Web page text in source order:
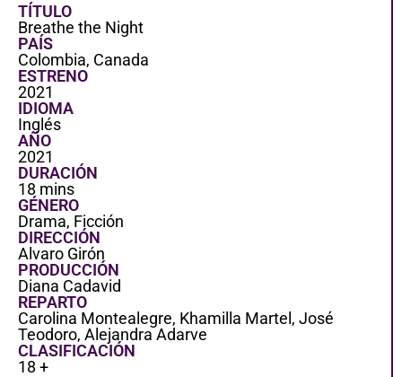
TÍTULO
Breathe the Night
PAÍS
Colombia, Canada
ESTRENO
2021
IDIOMA
Inglés
AÑO
2021
DURACIÓN
18 mins
GÉNERO
Drama, Ficción
DIRECCIÓN
Alvaro Girón
PRODUCCIÓN
Diana Cadavid
REPARTO
Carolina Montealegre, Khamilla Martel, José
Teodoro, Alejandra Adarve
CLASIFICACIÓN
18 +